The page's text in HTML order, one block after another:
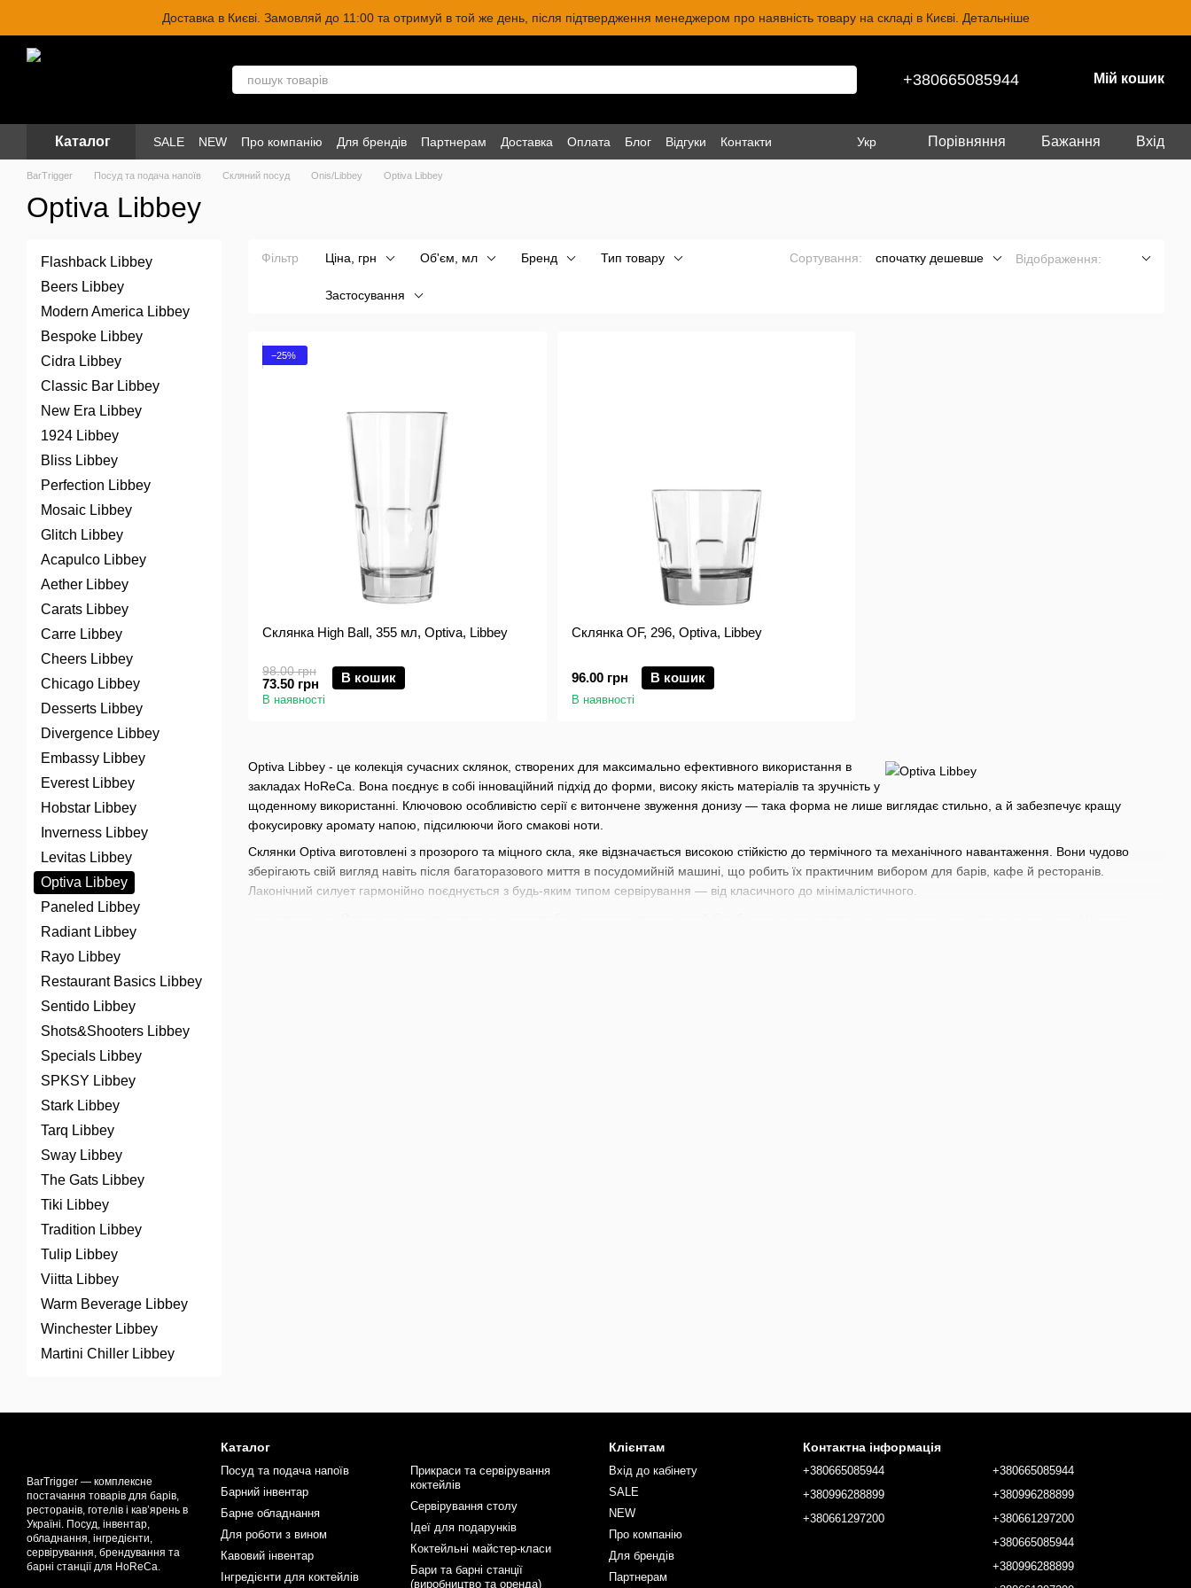
Перейти до основного контентуДоставка в Києві. Замовляй до 11:00 та отримуй в той же день, після підтвердження менеджером про наявність товару на складі в Києві. Детальніше
+380665085944 Мій кошик
Каталог SALE NEW Про компанію Для брендів Партнерам Доставка Оплата Блог Відгуки Контакти Укр Порівняння Бажання Вхід
BarTrigger Посуд та подача напоїв Скляний посуд Onis/Libbey Optiva Libbey
Optiva Libbey
Фільтр Ціна, грн Об'єм, мл Бренд Тип товару
Застосування
Сортування: спочатку дешевше Відображення:
Optiva Libbey - це колекція сучасних склянок, створених для максимально ефективного використання в
закладах HoReCa. Вона поєднує в собі інноваційний підхід до форми, високу якість матеріалів та зручність у
щоденному використанні. Ключовою особливістю серії є витончене звуження донизу — така форма не лише виглядає стильно, а й забезпечує кращу
фокусировку аромату напою, підсилюючи його смакові ноти.
Склянки Optiva виготовлені з прозорого та міцного скла, яке відзначається високою стійкістю до термічного та механічного навантаження. Вони чудово
зберігають свій вигляд навіть після багаторазового миття в посудомийній машині, що робить їх практичним вибором для барів, кафе й ресторанів.
Лаконічний силует гармонійно поєднується з будь-яким типом сервірування — від класичного до мінімалістичного.
−25%
Склянка High Ball, 355 мл, Optiva, Libbey
98.00 грн
73.50 грн В кошик
В наявності
Склянка OF, 296, Optiva, Libbey
96.00 грн В кошик
В наявності
Flashback Libbey
Beers Libbey
Modern America Libbey
Bespoke Libbey
Cidra Libbey
Classic Bar Libbey
New Era Libbey
1924 Libbey
Bliss Libbey
Perfection Libbey
Mosaic Libbey
Glitch Libbey
Acapulco Libbey
Aether Libbey
Carats Libbey
Carre Libbey
Cheers Libbey
Chicago Libbey
Desserts Libbey
Divergence Libbey
Embassy Libbey
Everest Libbey
Hobstar Libbey
Inverness Libbey
Levitas Libbey
Optiva Libbey
Paneled Libbey
Radiant Libbey
Rayo Libbey
Restaurant Basics Libbey
Sentido Libbey
Shots&Shooters Libbey
Specials Libbey
SPKSY Libbey
Stark Libbey
Tarq Libbey
Sway Libbey
The Gats Libbey
Tiki Libbey
Tradition Libbey
Tulip Libbey
Viitta Libbey
Warm Beverage Libbey
Winchester Libbey
Martini Chiller Libbey
BarTrigger — комплексне
постачання товарів для барів,
ресторанів, готелів і кав’ярень в
Україні. Посуд, інвентар,
обладнання, інгредієнти,
сервірування, брендування та
барні станції для HoReCa.
Каталог
Посуд та подача напоїв
Барний інвентар
Барне обладнання
Для роботи з вином
Кавовий інвентар
Інгредієнти для коктейлів
Прикраси та сервірування
коктейлів
Сервірування столу
Ідеї для подарунків
Коктейльні майстер-класи
Бари та барні станції
(виробництво та оренда)
Клієнтам
Вхід до кабінету
SALE
NEW
Про компанію
Для брендів
Партнерам
Контактна інформація
+380665085944
+380996288899
+380661297200
+380665085944
+380996288899
+380661297200
+380665085944
+380996288899